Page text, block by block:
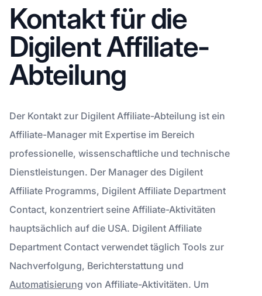
Kontakt für die
Digilent Affiliate-
Abteilung
Der Kontakt zur Digilent Affiliate-Abteilung ist ein
Affiliate-Manager mit Expertise im Bereich
professionelle, wissenschaftliche und technische
Dienstleistungen. Der Manager des Digilent
Affiliate Programms, Digilent Affiliate Department
Contact, konzentriert seine Affiliate-Aktivitäten
hauptsächlich auf die USA. Digilent Affiliate
Department Contact verwendet täglich Tools zur
Nachverfolgung, Berichterstattung und
Automatisierung von Affiliate-Aktivitäten. Um